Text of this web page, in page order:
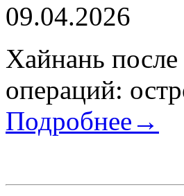
09.04.2026
Хайнань
операций:
Подробнее→